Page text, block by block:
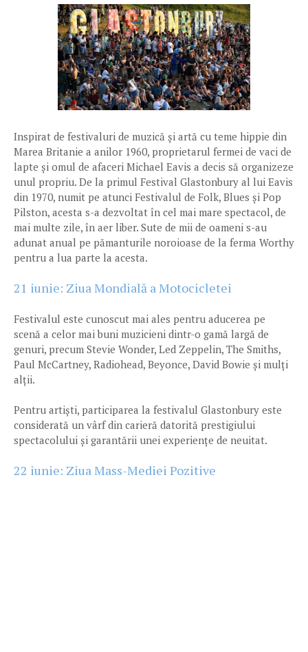
Inspirat de festivaluri de muzică și artă cu teme hippie din
Marea Britanie a anilor 1960, proprietarul fermei de vaci de
lapte și omul de afaceri Michael Eavis a decis să organizeze
unul propriu. De la primul Festival Glastonbury al lui Eavis
din 1970, numit pe atunci Festivalul de Folk, Blues și Pop
Pilston, acesta s-a dezvoltat în cel mai mare spectacol, de
mai multe zile, în aer liber. Sute de mii de oameni s-au
adunat anual pe pămanturile noroioase de la ferma Worthy
pentru a lua parte la acesta.
21 iunie: Ziua Mondială a Motocicletei
Festivalul este cunoscut mai ales pentru aducerea pe
scenă a celor mai buni muzicieni dintr-o gamă largă de
genuri, precum Stevie Wonder, Led Zeppelin, The Smiths,
Paul McCartney, Radiohead, Beyonce, David Bowie și mulți
alții.
Pentru artiști, participarea la festivalul Glastonbury este
considerată un vârf din carieră datorită prestigiului
spectacolului și garantării unei experiențe de neuitat.
22 iunie: Ziua Mass-Mediei Pozitive